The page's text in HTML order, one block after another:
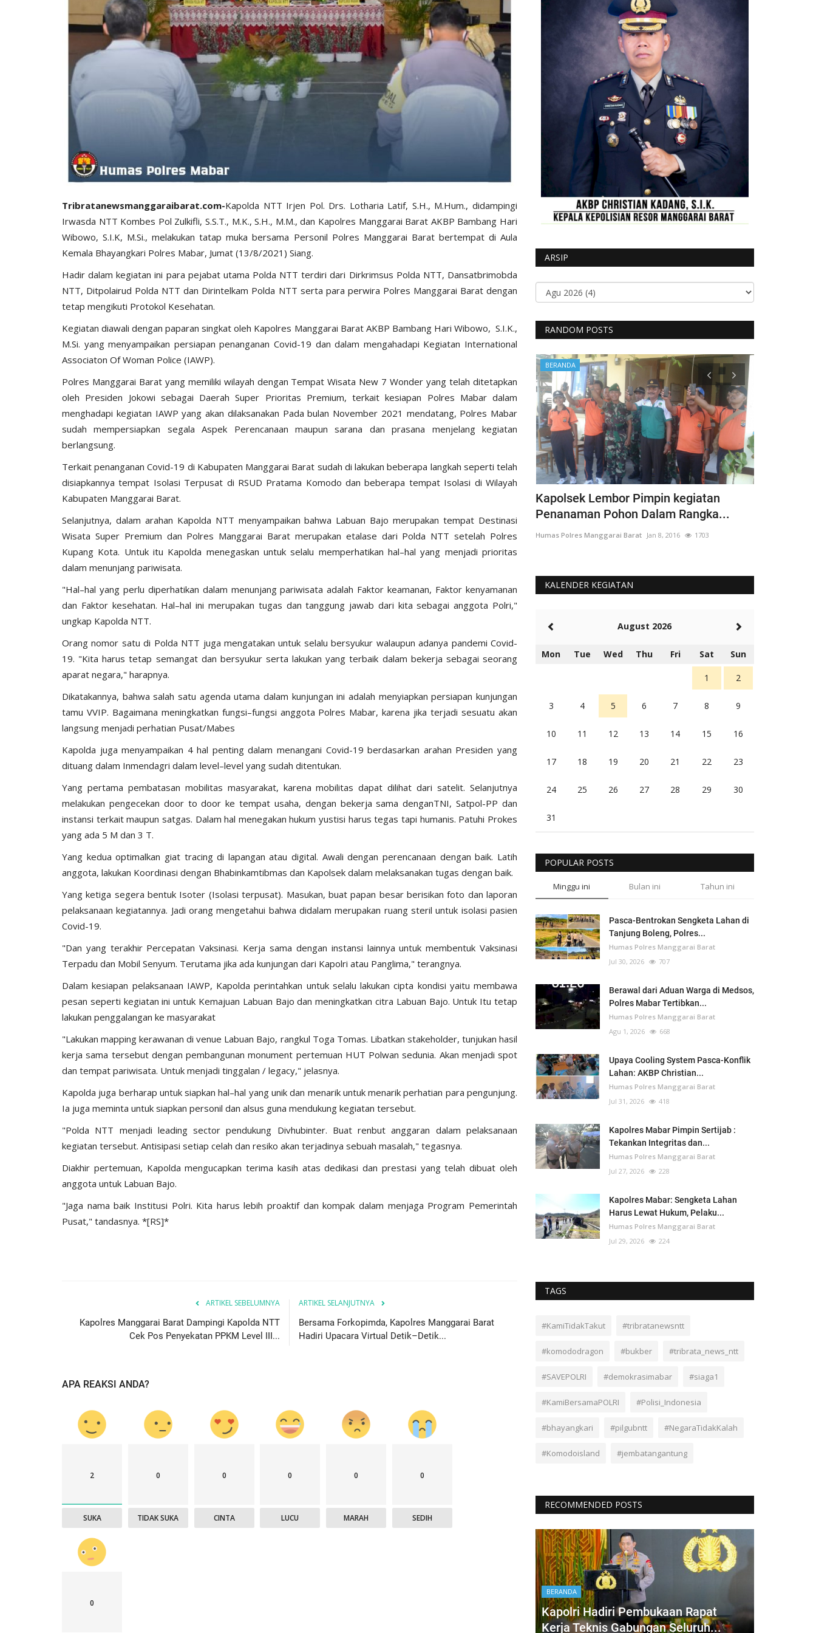
Tribratanewsmanggaraibarat.com-Kapolda NTT Irjen Pol. Drs. Lotharia Latif, S.H., M.Hum., didampingi
Irwasda NTT Kombes Pol Zulkifli, S.S.T., M.K., S.H., M.M., dan Kapolres Manggarai Barat AKBP Bambang Hari
Wibowo, S.I.K, M.Si., melakukan tatap muka bersama Personil Polres Manggarai Barat bertempat di Aula
Kemala Bhayangkari Polres Mabar, Jumat (13/8/2021) Siang.
Hadir dalam kegiatan ini para pejabat utama Polda NTT terdiri dari Dirkrimsus Polda NTT, Dansatbrimobda
NTT, Ditpolairud Polda NTT dan Dirintelkam Polda NTT serta para perwira Polres Manggarai Barat dengan
tetap mengikuti Protokol Kesehatan.
Kegiatan diawali dengan paparan singkat oleh Kapolres Manggarai Barat AKBP Bambang Hari Wibowo, S.I.K.,
M.Si. yang menyampaikan persiapan penanganan Covid-19 dan dalam mengahadapi Kegiatan International
Associaton Of Woman Police (IAWP).
Polres Manggarai Barat yang memiliki wilayah dengan Tempat Wisata New 7 Wonder yang telah ditetapkan
oleh Presiden Jokowi sebagai Daerah Super Prioritas Premium, terkait kesiapan Polres Mabar dalam
menghadapi kegiatan IAWP yang akan dilaksanakan Pada bulan November 2021 mendatang, Polres Mabar
sudah mempersiapkan segala Aspek Perencanaan maupun sarana dan prasana menjelang kegiatan
berlangsung.
Terkait penanganan Covid-19 di Kabupaten Manggarai Barat sudah di lakukan beberapa langkah seperti telah
disiapkannya tempat Isolasi Terpusat di RSUD Pratama Komodo dan beberapa tempat Isolasi di Wilayah
Kabupaten Manggarai Barat.
Selanjutnya, dalam arahan Kapolda NTT menyampaikan bahwa Labuan Bajo merupakan tempat Destinasi
Wisata Super Premium dan Polres Manggarai Barat merupakan etalase dari Polda NTT setelah Polres
Kupang Kota. Untuk itu Kapolda menegaskan untuk selalu memperhatikan hal–hal yang menjadi prioritas
dalam menunjang pariwisata.
"Hal–hal yang perlu diperhatikan dalam menunjang pariwisata adalah Faktor keamanan, Faktor kenyamanan
dan Faktor kesehatan. Hal–hal ini merupakan tugas dan tanggung jawab dari kita sebagai anggota Polri,"
ungkap Kapolda NTT.
Orang nomor satu di Polda NTT juga mengatakan untuk selalu bersyukur walaupun adanya pandemi Covid-
19. "Kita harus tetap semangat dan bersyukur serta lakukan yang terbaik dalam bekerja sebagai seorang
aparat negara," harapnya.
Dikatakannya, bahwa salah satu agenda utama dalam kunjungan ini adalah menyiapkan persiapan kunjungan
tamu VVIP. Bagaimana meningkatkan fungsi–fungsi anggota Polres Mabar, karena jika terjadi sesuatu akan
langsung menjadi perhatian Pusat/Mabes
Kapolda juga menyampaikan 4 hal penting dalam menangani Covid-19 berdasarkan arahan Presiden yang
dituang dalam Inmendagri dalam level–level yang sudah ditentukan.
Yang pertama pembatasan mobilitas masyarakat, karena mobilitas dapat dilihat dari satelit. Selanjutnya
melakukan pengecekan door to door ke tempat usaha, dengan bekerja sama denganTNI, Satpol-PP dan
instansi terkait maupun satgas. Dalam hal menegakan hukum yustisi harus tegas tapi humanis. Patuhi Prokes
yang ada 5 M dan 3 T.
Yang kedua optimalkan giat tracing di lapangan atau digital. Awali dengan perencanaan dengan baik. Latih
anggota, lakukan Koordinasi dengan Bhabinkamtibmas dan Kapolsek dalam melaksanakan tugas dengan baik.
Yang ketiga segera bentuk Isoter (Isolasi terpusat). Masukan, buat papan besar berisikan foto dan laporan
pelaksanaan kegiatannya. Jadi orang mengetahui bahwa didalam merupakan ruang steril untuk isolasi pasien
Covid-19.
"Dan yang terakhir Percepatan Vaksinasi. Kerja sama dengan instansi lainnya untuk membentuk Vaksinasi
Terpadu dan Mobil Senyum. Terutama jika ada kunjungan dari Kapolri atau Panglima," terangnya.
Dalam kesiapan pelaksanaan IAWP, Kapolda perintahkan untuk selalu lakukan cipta kondisi yaitu membawa
pesan seperti kegiatan ini untuk Kemajuan Labuan Bajo dan meningkatkan citra Labuan Bajo. Untuk Itu tetap
lakukan penggalangan ke masyarakat
"Lakukan mapping kerawanan di venue Labuan Bajo, rangkul Toga Tomas. Libatkan stakeholder, tunjukan hasil
kerja sama tersebut dengan pembangunan monument pertemuan HUT Polwan sedunia. Akan menjadi spot
dan tempat pariwisata. Untuk menjadi tinggalan / legacy," jelasnya.
Kapolda juga berharap untuk siapkan hal–hal yang unik dan menarik untuk menarik perhatian para pengunjung.
Ia juga meminta untuk siapkan personil dan alsus guna mendukung kegiatan tersebut.
"Polda NTT menjadi leading sector pendukung Divhubinter. Buat renbut anggaran dalam pelaksanaan
kegiatan tersebut. Antisipasi setiap celah dan resiko akan terjadinya sebuah masalah," tegasnya.
Diakhir pertemuan, Kapolda mengucapkan terima kasih atas dedikasi dan prestasi yang telah dibuat oleh
anggota untuk Labuan Bajo.
"Jaga nama baik Institusi Polri. Kita harus lebih proaktif dan kompak dalam menjaga Program Pemerintah
Pusat," tandasnya. *[RS]*
ARTIKEL SEBELUMNYA
Kapolres Manggarai Barat Dampingi Kapolda NTT
Cek Pos Penyekatan PPKM Level III...
ARTIKEL SELANJUTNYA
Bersama Forkopimda, Kapolres Manggarai Barat
Hadiri Upacara Virtual Detik–Detik...
APA REAKSI ANDA?
2
SUKA
0
TIDAK SUKA
0
CINTA
0
LUCU
0
MARAH
0
SEDIH
0
ARSIP
RANDOM POSTS
Akpol
BERANDA
Surat Telegram Rotasi Pati Polri,
Komjen Agus Andrianto...
Humas Polres Manggarai Barat Jun 26, 2023 1035
sambagi warga pesisir
Humas Polres Manggarai Barat Mar 10, 2018 2275
BERANDA
Kapolsek Lembor Pimpin kegiatan
Penanaman Pohon Dalam Rangka...
Humas Polres Manggarai Barat Jan 8, 2016 1703
KALENDER KEGIATAN
August 2026
Mon Tue Wed Thu Fri Sat Sun
1 2
3 4 5 6 7 8 9
10 11 12 13 14 15 16
17 18 19 20 21 22 23
24 25 26 27 28 29 30
31
POPULAR POSTS
Minggu ini Bulan ini Tahun ini
Pasca-Bentrokan Sengketa Lahan di
Tanjung Boleng, Polres...
Humas Polres Manggarai Barat
Jul 30, 2026
707
Berawal dari Aduan Warga di Medsos,
Polres Mabar Tertibkan...
Humas Polres Manggarai Barat
Agu 1, 2026
668
Upaya Cooling System Pasca-Konflik
Lahan: AKBP Christian...
Humas Polres Manggarai Barat
Jul 31, 2026
418
Kapolres Mabar Pimpin Sertijab :
Tekankan Integritas dan...
Humas Polres Manggarai Barat
Jul 27, 2026
228
Kapolres Mabar: Sengketa Lahan
Harus Lewat Hukum, Pelaku...
Humas Polres Manggarai Barat
Jul 29, 2026
224
TAGS
#KamiTidakTakut #tribratanewsntt
#komododragon #bukber #tribrata_news_ntt
#SAVEPOLRI #demokrasimabar #siaga1
#KamiBersamaPOLRI #Polisi_Indonesia
#bhayangkari #pilgubntt #NegaraTidakKalah
#Komodoisland #jembatangantung
RECOMMENDED POSTS
BERANDA
Kapolri Hadiri Pembukaan Rapat
Kerja Teknis Gabungan Seluruh...